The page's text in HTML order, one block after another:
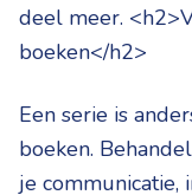
deel meer.
boeken</h2>
Een serie is
boeken.
je communicatie,